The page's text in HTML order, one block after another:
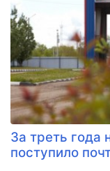
​За треть года
поступило